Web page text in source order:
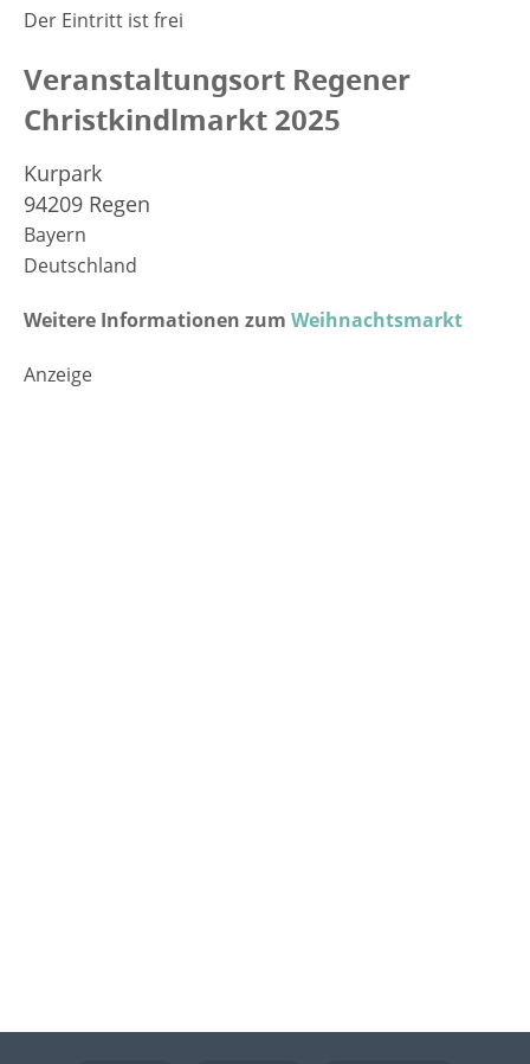
Der Eintritt ist frei
Veranstaltungsort Regener
Christkindlmarkt 2025
Kurpark
94209 Regen
Bayern
Deutschland
Weitere Informationen zum Weihnachtsmarkt
Anzeige